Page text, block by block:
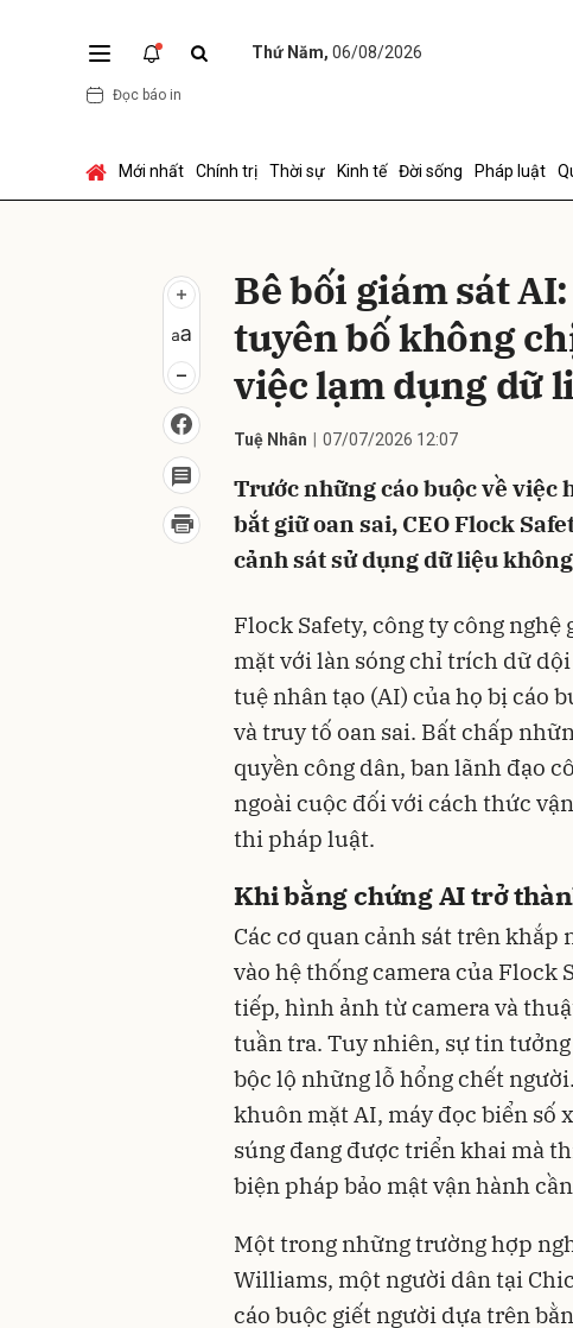
Thứ Năm, 06/08/2026
Đọc báo in
Mới nhất Chính trị Thời sự Kinh tế Đời sống Pháp luật
Bê bối giám sát
tuyên bố không
việc lạm dụng dữ
Tuệ Nhân 07/07/2026 12:07
Trước những cáo buộc về việc
bắt giữ oan sai, CEO Flock
cảnh sát sử dụng dữ liệu
Flock Safety, công ty công
mặt với làn sóng chỉ trích dữ
tuệ nhân tạo (AI) của họ bị cáo
và truy tố oan sai. Bất chấp
quyền công dân, ban lãnh đạo
ngoài cuộc đối với cách thức
thi pháp luật.
Khi bằng chứng AI trở
Các cơ quan cảnh sát trên
vào hệ thống camera của Flock
tiếp, hình ảnh từ camera và
tuần tra. Tuy nhiên, sự tin
bộc lộ những lỗ hổng chết
khuôn mặt AI, máy đọc biển số
súng đang được triển khai mà
biện pháp bảo mật vận hành
Một trong những trường hợp
Williams, một người dân tại
cáo buộc giết người dựa trên
Gửi